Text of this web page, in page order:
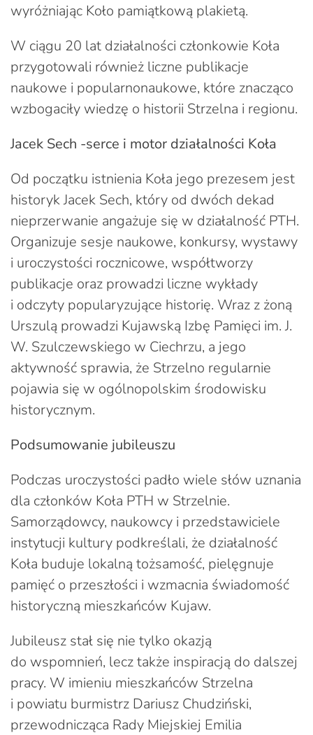
wyróżniając Koło pamiątkową plakietą.
W ciągu 20 lat działalności członkowie Koła
przygotowali również liczne publikacje
naukowe i popularnonaukowe, które znacząco
wzbogaciły wiedzę o historii Strzelna i regionu.
Jacek Sech -serce i motor działalności Koła
Od początku istnienia Koła jego prezesem jest
historyk Jacek Sech, który od dwóch dekad
nieprzerwanie angażuje się w działalność PTH.
Organizuje sesje naukowe, konkursy, wystawy
i uroczystości rocznicowe, współtworzy
publikacje oraz prowadzi liczne wykłady
i odczyty popularyzujące historię. Wraz z żoną
Urszulą prowadzi Kujawską Izbę Pamięci im. J.
W. Szulczewskiego w Ciechrzu, a jego
aktywność sprawia, że Strzelno regularnie
pojawia się w ogólnopolskim środowisku
historycznym.
Podsumowanie jubileuszu
Podczas uroczystości padło wiele słów uznania
dla członków Koła PTH w Strzelnie.
Samorządowcy, naukowcy i przedstawiciele
instytucji kultury podkreślali, że działalność
Koła buduje lokalną tożsamość, pielęgnuje
pamięć o przeszłości i wzmacnia świadomość
historyczną mieszkańców Kujaw.
Jubileusz stał się nie tylko okazją
do wspomnień, lecz także inspiracją do dalszej
pracy. W imieniu mieszkańców Strzelna
i powiatu burmistrz Dariusz Chudziński,
przewodnicząca Rady Miejskiej Emilia